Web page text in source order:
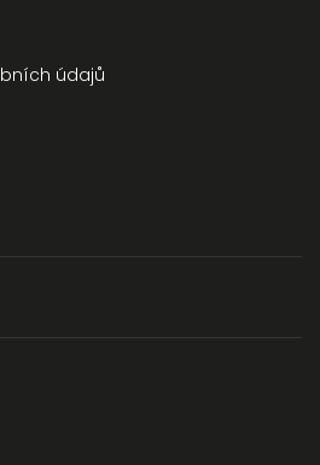
údajů